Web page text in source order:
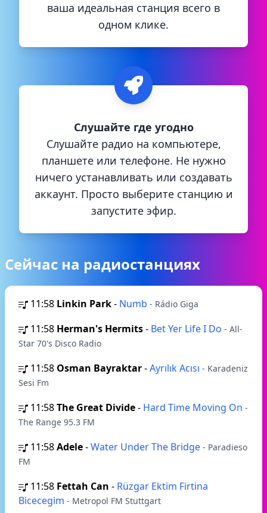
ваша идеальная станция всего в
одном клике.
Слушайте где угодно
Слушайте радио на компьютере,
планшете или телефоне. Не нужно
ничего устанавливать или создавать
аккаунт. Просто выберите станцию и
запустите эфир.
Сейчас на радиостанциях
11:58 Linkin Park- Numb - Rádio Giga
11:58 Herman's Hermits- Bet Yer Life I Do - All-
Star 70's Disco Radio
11:58 Osman Bayraktar-Ayrılık Acısı - Karadeniz
Sesi Fm
11:58The Great Divide- Hard Time Moving On -
The Range 95.3 FM
11:58Adele-Water Under The Bridge - Paradieso
FM
11:58 Fettah Can - Rüzgar Ektim Firtina
Bicecegim - Metropol FM Stuttgart